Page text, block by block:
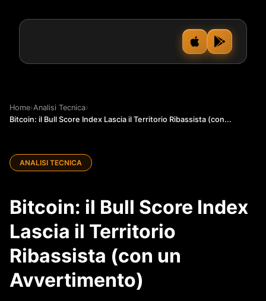
Home›Analisi Tecnica›
Bitcoin: il Bull Score Index Lascia il Territorio Ribassista (con...
ANALISI TECNICA
Bitcoin: il Bull Score Index
Lascia il Territorio
Ribassista (con un
Avvertimento)